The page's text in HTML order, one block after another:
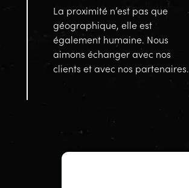
La proximité n’est pas que
géographique, elle est
également humaine. Nous
aimons échanger avec nos
clients et avec nos partenaires.